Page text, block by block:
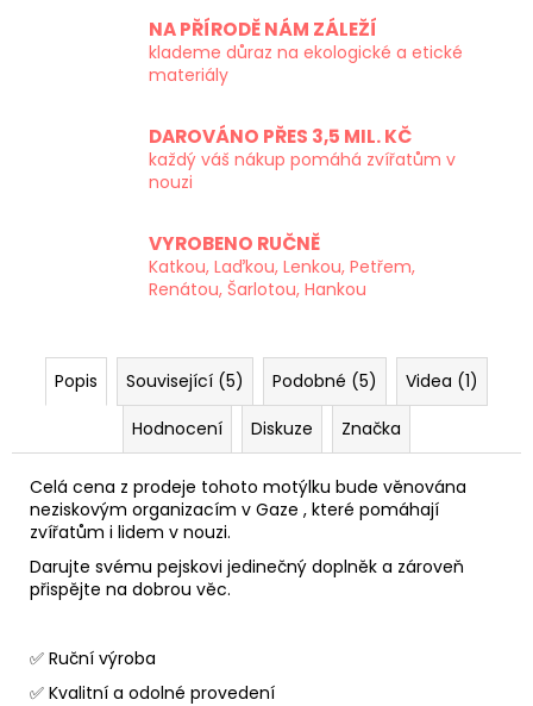
NA PŘÍRODĚ NÁM ZÁLEŽÍ
klademe důraz na ekologické a etické
materiály
DAROVÁNO PŘES 3,5 MIL. KČ
každý váš nákup pomáhá zvířatům v
nouzi
VYROBENO RUČNĚ
Katkou, Laďkou, Lenkou, Petřem,
Renátou, Šarlotou, Hankou
Popis Související (5) Podobné (5)
Videa (1)
Hodnocení
Diskuze Značka
Celá cena z prodeje tohoto motýlku bude věnována
neziskovým organizacím v Gaze , které pomáhají
zvířatům i lidem v nouzi.
Darujte svému pejskovi jedinečný doplněk a zároveň
přispějte na dobrou věc.
✅ Ruční výroba
✅ Kvalitní a odolné provedení